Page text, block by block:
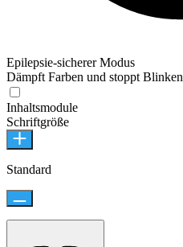
Epilepsie-sicherer Modus
Dämpft Farben und stoppt Blinken
Inhaltsmodule
Schriftgröße
Standard